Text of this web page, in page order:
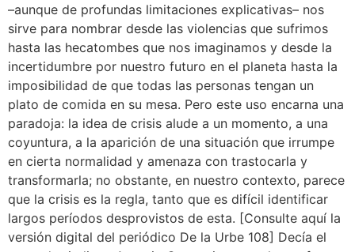
–aunque de profundas limitaciones explicativas– nos
sirve para nombrar desde las violencias que sufrimos
hasta las hecatombes que nos imaginamos y desde la
incertidumbre por nuestro futuro en el planeta hasta la
imposibilidad de que todas las personas tengan un
plato de comida en su mesa. Pero este uso encarna una
paradoja: la idea de crisis alude a un momento, a una
coyuntura, a la aparición de una situación que irrumpe
en cierta normalidad y amenaza con trastocarla y
transformarla; no obstante, en nuestro contexto, parece
que la crisis es la regla, tanto que es difícil identificar
largos períodos desprovistos de esta. [Consulte aquí la
versión digital del periódico De la Urbe 108] Decía el